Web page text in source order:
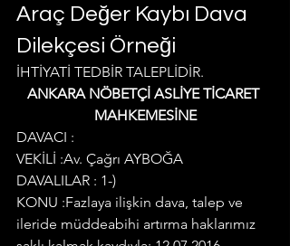
Araç Değer Kaybı Dava
Dilekçesi Örneği
İHTİYATİ TEDBİR TALEPLİDİR.
ANKARA NÖBETÇİ ASLİYE TİCARET
MAHKEMESİNE
DAVACI :
VEKİLİ :Av. Çağrı AYBOĞA
DAVALILAR : 1-)
KONU :Fazlaya ilişkin dava, talep ve
ileride müddeabihi artırma haklarımız